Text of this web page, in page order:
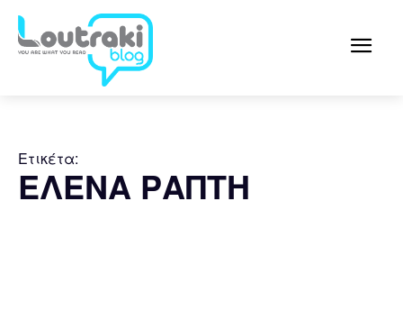
Ετικέτα:
ΕΛΕΝΑ ΡΑΠΤΗ